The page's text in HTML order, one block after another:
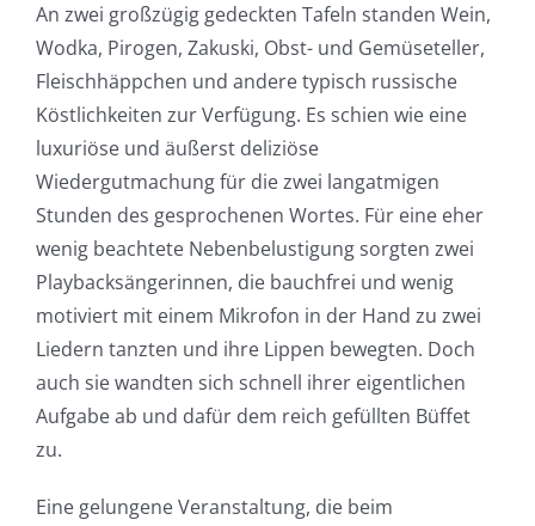
An zwei großzügig gedeckten Tafeln standen Wein,
Wodka, Pirogen, Zakuski, Obst- und Gemüseteller,
Fleischhäppchen und andere typisch russische
Köstlichkeiten zur Verfügung. Es schien wie eine
luxuriöse und äußerst deliziöse
Wiedergutmachung für die zwei langatmigen
Stunden des gesprochenen Wortes. Für eine eher
wenig beachtete Nebenbelustigung sorgten zwei
Playbacksängerinnen, die bauchfrei und wenig
motiviert mit einem Mikrofon in der Hand zu zwei
Liedern tanzten und ihre Lippen bewegten. Doch
auch sie wandten sich schnell ihrer eigentlichen
Aufgabe ab und dafür dem reich gefüllten Büffet
zu.
Eine gelungene Veranstaltung, die beim